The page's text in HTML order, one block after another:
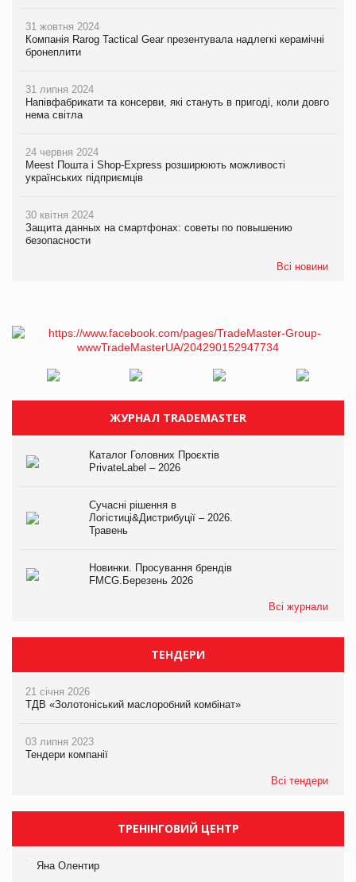
31 жовтня 2024
Компанія Rarog Tactical Gear презентувала надлегкі керамічні
бронеплити
31 липня 2024
Напівфабрикати та консерви, які стануть в пригоді, коли довго
нема світла
24 червня 2024
Meest Пошта і Shop-Express розширюють можливості
українських підприємців
30 квітня 2024
Защита данных на смартфонах: советы по повышению
безопасности
Всі новини
ЖУРНАЛ TRADEMASTER
Каталог Головних Проєктів
PrivateLabel – 2026
Сучасні рішення в
Логістиці&Дистрибуції – 2026.
Травень
Новинки. Просування брендів
FMCG.Березень 2026
Всі журнали
ТЕНДЕРИ
21 січня 2026
ТДВ «Золотоніський маслоробний комбінат»
03 липня 2023
Тендери компанії
Всі тендери
ТРЕНІНГОВИЙ ЦЕНТР
Яна Олентир